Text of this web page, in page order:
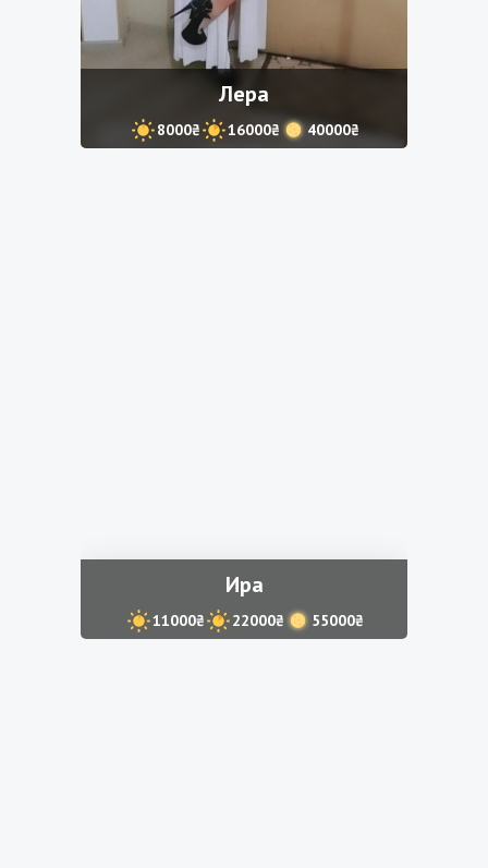
Лера
8000₴ 16000₴ 40000₴
Ира
11000₴ 22000₴ 55000₴